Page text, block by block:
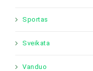
Sportas
Sveikata
Vanduo